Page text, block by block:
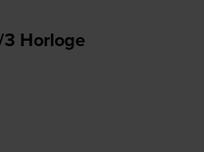
Horloge